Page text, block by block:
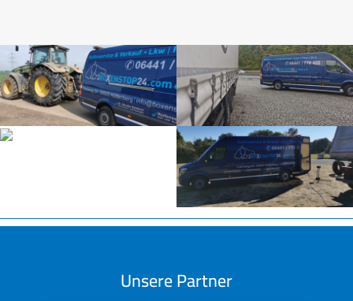
Unsere Partner